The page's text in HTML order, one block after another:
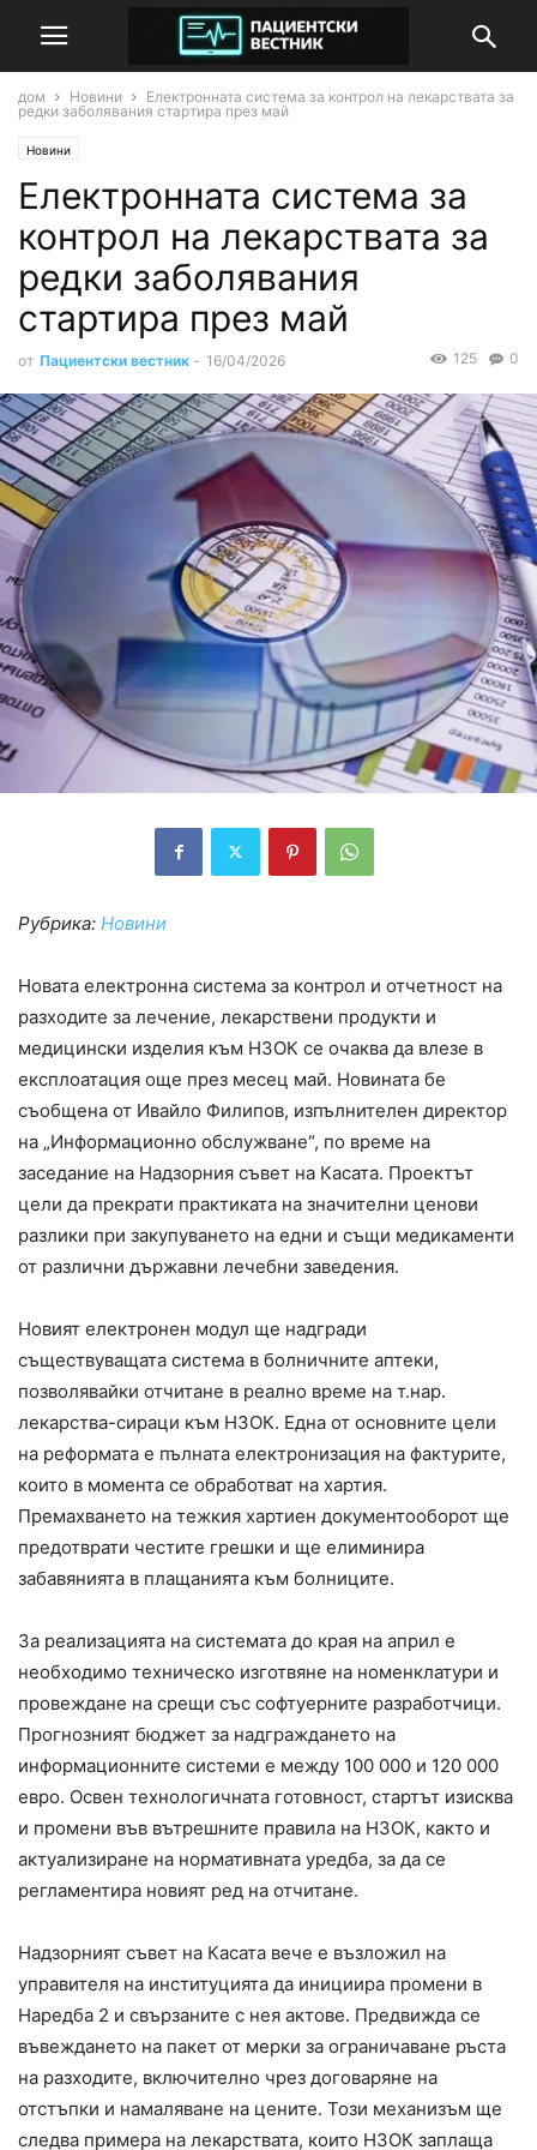
дом Новини
Електронната система за контрол на лекарствата за
редки заболявания стартира през май
Новини
Електронната система за
контрол на лекарствата за
редки заболявания
стартира през май
от Пациентски вестник - 16/04/2026 0
125
Рубрика: Новини
Новата електронна система за контрол и отчетност на
разходите за лечение, лекарствени продукти и
медицински изделия към НЗОК се очаква да влезе в
експлоатация още през месец май. Новината бе
съобщена от Ивайло Филипов, изпълнителен директор
на „Информационно обслужване“, по време на
заседание на Надзорния съвет на Касата. Проектът
цели да прекрати практиката на значителни ценови
разлики при закупуването на едни и същи медикаменти
от различни държавни лечебни заведения.
Новият електронен модул ще надгради
съществуващата система в болничните аптеки,
позволявайки отчитане в реално време на т.нар.
лекарства-сираци към НЗОК. Една от основните цели
на реформата е пълната електронизация на фактурите,
които в момента се обработват на хартия.
Премахването на тежкия хартиен документооборот ще
предотврати честите грешки и ще елиминира
забавянията в плащанията към болниците.
За реализацията на системата до края на април е
необходимо техническо изготвяне на номенклатури и
провеждане на срещи със софтуерните разработчици.
Прогнозният бюджет за надграждането на
информационните системи е между 100 000 и 120 000
евро. Освен технологичната готовност, стартът изисква
и промени във вътрешните правила на НЗОК, както и
актуализиране на нормативната уредба, за да се
регламентира новият ред на отчитане.
Надзорният съвет на Касата вече е възложил на
управителя на институцията да инициира промени в
Наредба 2 и свързаните с нея актове. Предвижда се
въвеждането на пакет от мерки за ограничаване ръста
на разходите, включително чрез договаряне на
отстъпки и намаляване на цените. Този механизъм ще
следва примера на лекарствата, които НЗОК заплаща